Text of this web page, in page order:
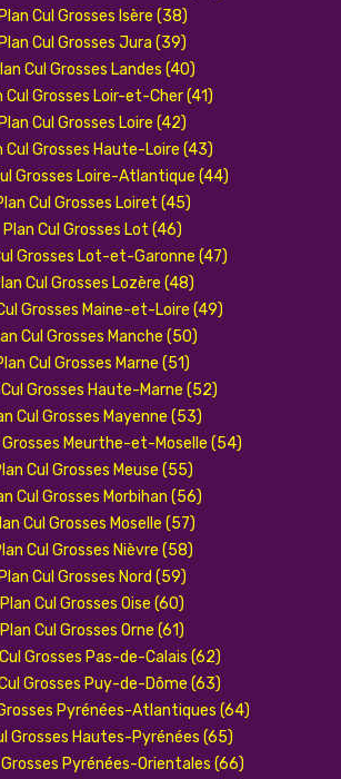
Plan Cul Grosses Isère (38)
Plan Cul Grosses Jura (39)
Cul Grosses Landes (40)
Cul Grosses Loir-et-Cher (41)
Plan Cul Grosses Loire (42)
Cul Grosses Haute-Loire (43)
Grosses Loire-Atlantique (44)
Cul Grosses Loiret (45)
Plan Cul Grosses Lot (46)
Grosses Lot-et-Garonne (47)
Cul Grosses Lozère (48)
Grosses Maine-et-Loire (49)
Cul Grosses Manche (50)
Cul Grosses Marne (51)
Cul Grosses Haute-Marne (52)
Cul Grosses Mayenne (53)
Grosses Meurthe-et-Moselle (54)
Cul Grosses Meuse (55)
Cul Grosses Morbihan (56)
Cul Grosses Moselle (57)
Cul Grosses Nièvre (58)
Plan Cul Grosses Nord (59)
Plan Cul Grosses Oise (60)
Plan Cul Grosses Orne (61)
Grosses Pas-de-Calais (62)
Grosses Puy-de-Dôme (63)
Pyrénées-Atlantiques (64)
Grosses Hautes-Pyrénées (65)
Grosses Pyrénées-Orientales (66)